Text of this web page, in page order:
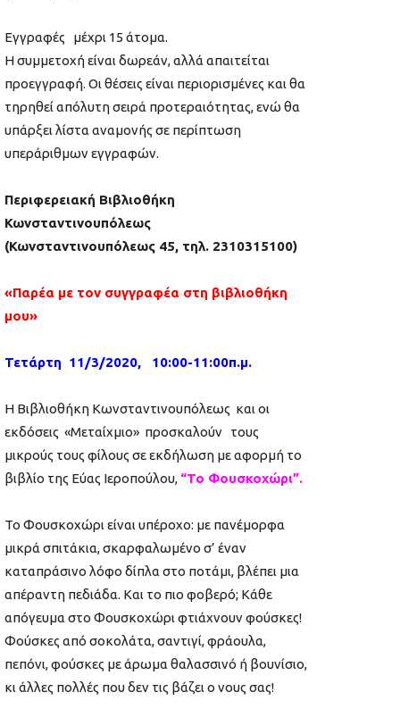
Εγγραφές μέχρι 15 άτομα.
Η συμμετοχή είναι δωρεάν, αλλά απαιτείται
προεγγραφή. Οι θέσεις είναι περιορισμένες και θα
τηρηθεί απόλυτη σειρά προτεραιότητας, ενώ θα
υπάρξει λίστα αναμονής σε περίπτωση
υπεράριθμων εγγραφών.
Περιφερειακή Βιβλιοθήκη
Κωνσταντινουπόλεως
(Κωνσταντινουπόλεως 45, τηλ. 2310315100)
«Παρέα με τον συγγραφέα στη βιβλιοθήκη
μου»
Τετάρτη 11/3/2020, 10:00-11:00π.μ.
Η Βιβλιοθήκη Κωνσταντινουπόλεως και οι
εκδόσεις «Μεταίχμιο» προσκαλούν τους
μικρούς τους φίλους σε εκδήλωση με αφορμή το
βιβλίο της Εύας Ιεροπούλου, “Το Φουσκοχώρι”.
Το Φουσκοχώρι είναι υπέροχο: με πανέμορφα
μικρά σπιτάκια, σκαρφαλωμένο σ’ έναν
καταπράσινο λόφο δίπλα στο ποτάμι, βλέπει μια
απέραντη πεδιάδα. Και το πιο φοβερό; Κάθε
απόγευμα στο Φουσκοχώρι φτιάχνουν φούσκες!
Φούσκες από σοκολάτα, σαντιγί, φράουλα,
πεπόνι, φούσκες με άρωμα θαλασσινό ή βουνίσιο,
κι άλλες πολλές που δεν τις βάζει ο νους σας!